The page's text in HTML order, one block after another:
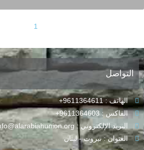
1
التواصل
الهاتف : 9611364611+
الفاكس : 9611364603+
البريد الإلكتروني : info@alarabiahunion.org
العنوان : بيروت - لبنان